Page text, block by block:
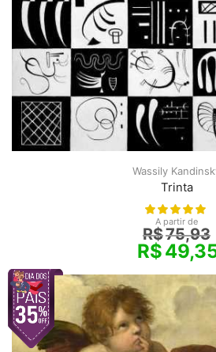
Wassily
Trinta
A partir de
R$75,93
R$